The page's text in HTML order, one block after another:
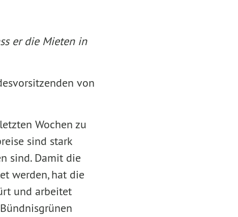
er die Mieten in
von
Wochen zu
sind stark
sind. Damit die
werden, hat die
und arbeitet